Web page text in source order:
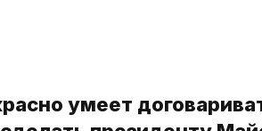
умеет